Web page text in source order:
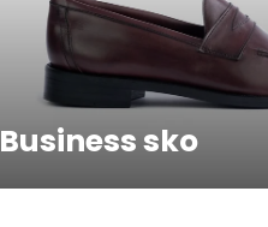
Business sko